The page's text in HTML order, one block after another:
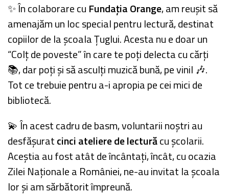
✨ În colaborare cu Fundația Orange, am reușit să
amenajăm un loc special pentru lectură, destinat
copiilor de la școala Țuglui. Acesta nu e doar un
“Colț de poveste” în care te poți delecta cu cărți
📚, dar poți și să asculți muzică bună, pe vinil 🎶.
Tot ce trebuie pentru a-i apropia pe cei mici de
bibliotecă.
💫 În acest cadru de basm, voluntarii noștri au
desfășuratcinci ateliere de lecturăcu școlarii.
Aceștia au fost atât de încântați, încât, cu ocazia
Zilei Naționale a României, ne-au invitat la școala
lor și am sărbătorit împreună.